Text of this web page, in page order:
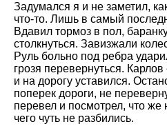
Задумался я и не заметил,
что-то. Лишь в самый
Вдавил тормоз в пол,
столкнуться. Завизжали
Руль больно под ребра
грозя перевернуться. Карлов
и на дорогу уставился.
поперек дороги, не
перевел и посмотрел, что же
чего чуть не разбились.